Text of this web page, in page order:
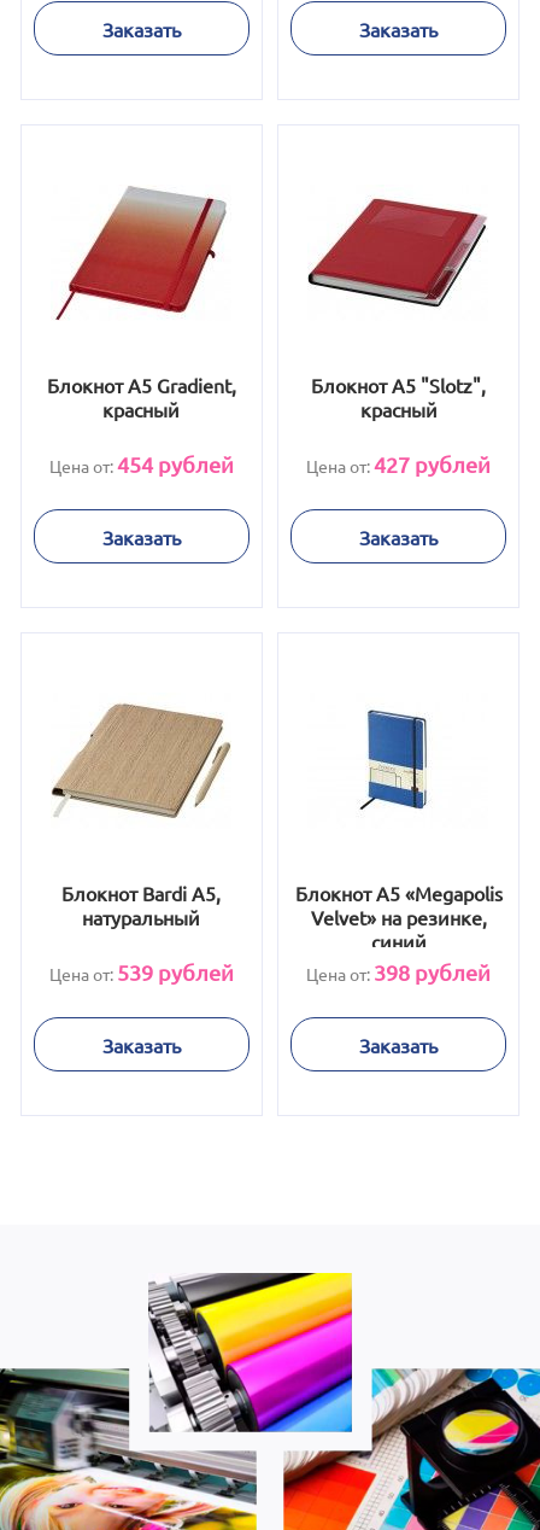
Заказать Заказать
Блокнот А5 Gradient,
красный
Цена от:454рублей
Заказать
Блокнот А5 "Slotz",
красный
Цена от:427 рублей
Заказать
Блокнот Bardi A5,
натуральный
Цена от: 539рублей
Заказать
Блокнот А5 «Megapolis
Velvet» на резинке,
синий
Цена от: 398 рублей
Заказать